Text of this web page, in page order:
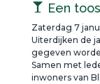
Een
Zaterdag 7
Uiterdijken de
gegeven
Samen met
inwoners van